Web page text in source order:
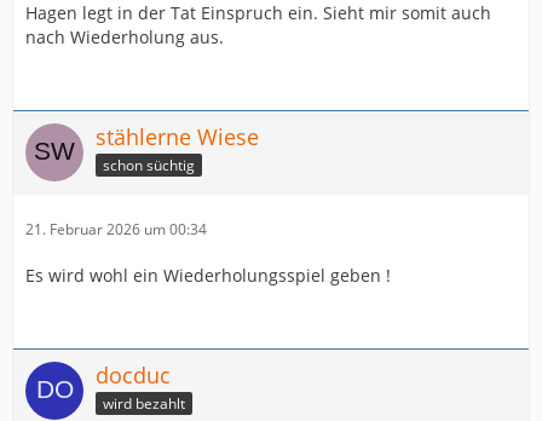
Hagen legt in der Tat Einspruch ein. Sieht mir somit auch
nach Wiederholung aus.
stählerne Wiese
schon süchtig
21. Februar 2026 um 00:34
Es wird wohl ein Wiederholungsspiel geben !
docduc
wird bezahlt